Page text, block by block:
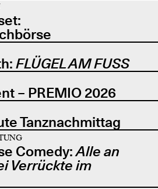
FLÜGEL AM FUSS
– PREMIO 2026
Tanznachmittag
Comedy:Alle an
Verrückte im